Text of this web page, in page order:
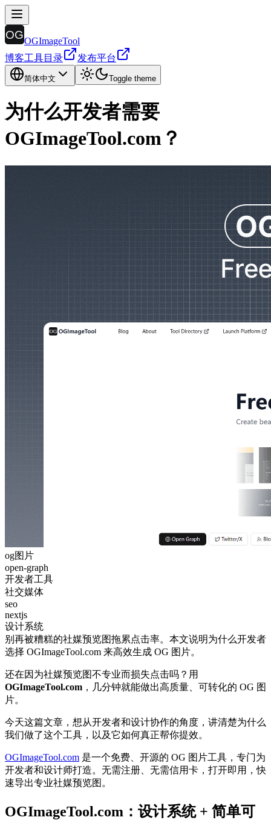
OGImageTool
博客工具目录 发布平台
简体中文 Toggle theme
为什么开发者需要
OGImageTool.com？
og图片
open-graph
开发者工具
社交媒体
seo
nextjs
设计系统
别再被糟糕的社媒预览图拖累点击率。本文说明为什么开发者
选择 OGImageTool.com 来高效生成 OG 图片。
还在因为社媒预览图不专业而损失点击吗？用
OGImageTool.com ，几分钟就能做出高质量、可转化的 OG 图
片。
今天这篇文章，想从开发者和设计协作的角度，讲清楚为什么
我们做了这个工具，以及它如何真正帮你提效。
OGImageTool.com 是一个免费、开源的 OG 图片工具，专门为
开发者和设计师打造。无需注册、无需信用卡，打开即用，快
速导出专业社媒预览图。
OGImageTool.com：设计系统 + 简单可